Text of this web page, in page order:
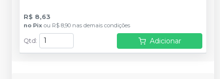
R$ 8,63
no Pix ou R$ 8,90 nas demais condições
Qtd : Adicionar